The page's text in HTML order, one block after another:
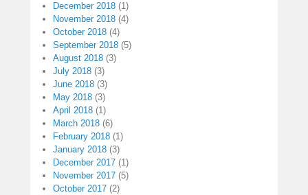
December 2018 (1)
November 2018 (4)
October 2018 (4)
September 2018 (5)
August 2018 (3)
July 2018 (3)
June 2018 (3)
May 2018 (3)
April 2018 (1)
March 2018 (6)
February 2018 (1)
January 2018 (3)
December 2017 (1)
November 2017 (5)
October 2017 (2)